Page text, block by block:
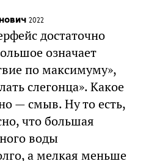
2022
достаточно
означает
по максимуму»,
слегонца». Какое
— смыв. Ну то есть,
что большая
воды
а мелкая меньше